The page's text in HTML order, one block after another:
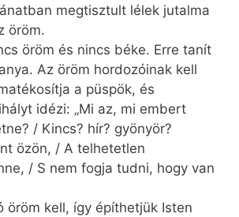
megtisztult lélek jutalma
öröm.
öröm és nincs béke. Erre tanít
Az öröm hordozóinak kell
a püspök, és
idézi: „Mi az, mi embert
/ Kincs? hír? gyönyör?
özön, / A telhetetlen
/ S nem fogja tudni, hogy van
öröm kell, így építhetjük Isten